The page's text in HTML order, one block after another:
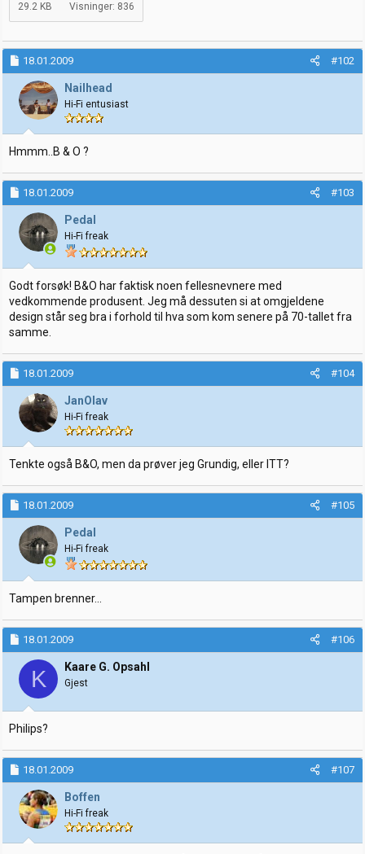
29.2 KB Visninger: 836
18.01.2009 #102
Nailhead
Hi-Fi entusiast
Hmmm..B & O ?
18.01.2009 #103
Pedal
Hi-Fi freak
Godt forsøk! B&O har faktisk noen fellesnevnere med
vedkommende produsent. Jeg må dessuten si at omgjeldene
design står seg bra i forhold til hva som kom senere på 70-tallet fra
samme.
18.01.2009 #104
JanOlav
Hi-Fi freak
Tenkte også B&O, men da prøver jeg Grundig, eller ITT?
18.01.2009 #105
Pedal
Hi-Fi freak
Tampen brenner...
18.01.2009 #106
K Kaare G. Opsahl
Gjest
Philips?
18.01.2009 #107
Boffen
Hi-Fi freak